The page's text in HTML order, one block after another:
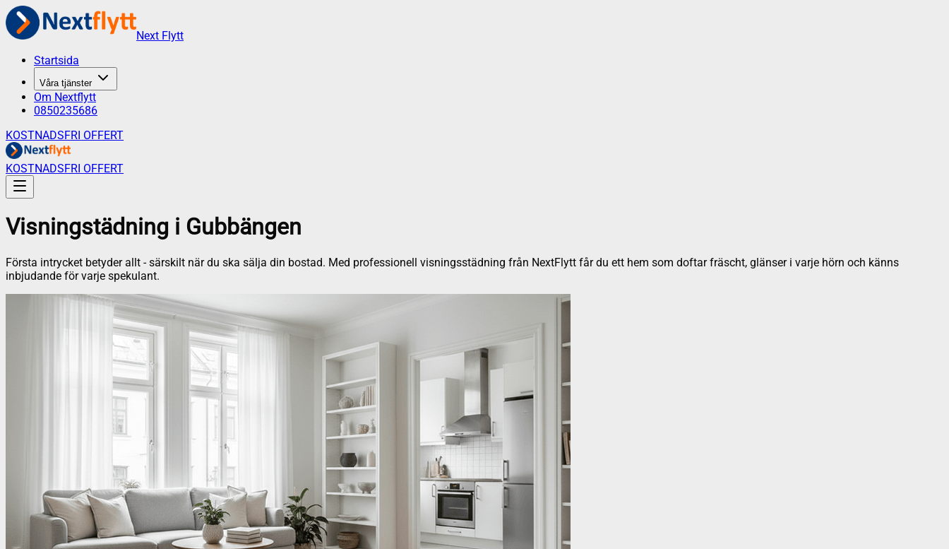
Next Flytt
Startsida
Våra tjänster
Om Nextflytt
0850235686
KOSTNADSFRI OFFERT
KOSTNADSFRI OFFERT
Visningstädning i Gubbängen
Första intrycket betyder allt - särskilt när du ska sälja din bostad. Med professionell visningsstädning från NextFlytt får du ett hem som doftar fräscht, glänser i varje hörn och känns
inbjudande för varje spekulant.